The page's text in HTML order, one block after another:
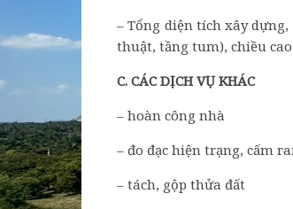
– Tổng diện tích xây
thuật, tầng tum), chiều
C. CÁC DỊCH VỤ KHÁC
– hoàn công nhà
– đo đạc hiện trạng, cấm
– tách, gộp thửa đất